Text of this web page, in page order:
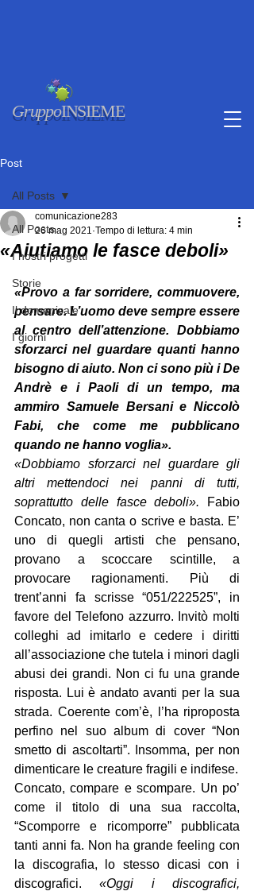
GruppoINSIEME
Post
All Posts
I nostri progetti
Storie
Il domenicale
I giorni
All Posts
«Aiutiamo le fasce deboli»
comunicazione283
26 mag 2021 Tempo di lettura: 4 min
«Provo a far sorridere, commuovere,
pensare. L’uomo deve sempre essere
al centro dell’attenzione. Dobbiamo
sforzarci nel guardare quanti hanno
bisogno di aiuto. Non ci sono più i De
Andrè e i Paoli di un tempo, ma
ammiro Samuele Bersani e Niccolò
Fabi, che come me pubblicano
quando ne hanno voglia».
«Dobbiamo sforzarci nel guardare gli
altri mettendoci nei panni di tutti,
soprattutto delle fasce deboli». Fabio
Concato, non canta o scrive e basta. E’
uno di quegli artisti che pensano,
provano a scoccare scintille, a
provocare ragionamenti. Più di
trent’anni fa scrisse “051/222525”, in
favore del Telefono azzurro. Invitò molti
colleghi ad imitarlo e cedere i diritti
all’associazione che tutela i minori dagli
abusi dei grandi. Non ci fu una grande
risposta. Lui è andato avanti per la sua
strada. Coerente com’è, l’ha riproposta
perfino nel suo album di cover “Non
smetto di ascoltarti”. Insomma, per non
dimenticare le creature fragili e indifese.
Concato, compare e scompare. Un po’
come il titolo di una sua raccolta,
“Scomporre e ricomporre” pubblicata
tanti anni fa. Non ha grande feeling con
la discografia, lo stesso dicasi con i
discografici. «Oggi i discografici,